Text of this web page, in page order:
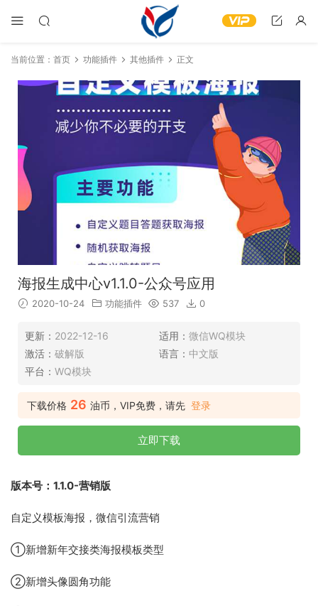
当前位置： 首页 功能插件 其他插件 正文
海报生成中心v1.1.0-公众号应用
2020-10-24 功能插件 537 0
更新： 2022-12-16 适用： 微信WQ模块
激活： 破解版 语言： 中文版
平台： WQ模块
下载价格 26 油币，VIP免费，请先 登录
立即下载
版本号：1.1.0-营销版
自定义模板海报，微信引流营销
①新增新年交接类海报模板类型
②新增头像圆角功能